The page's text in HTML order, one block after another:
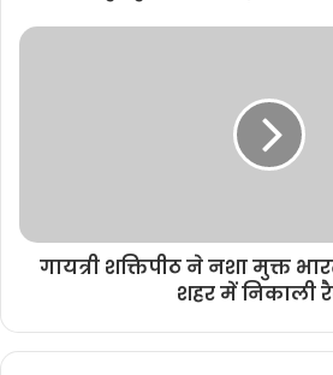
गायत्री शक्तिपीठ ने नशा मुक्त
शहर में निकाली